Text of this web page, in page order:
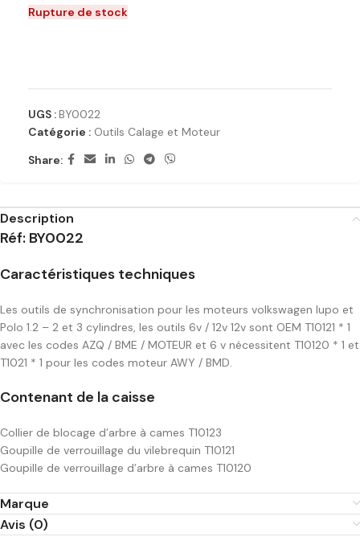
Rupture de stock
UGS :BY0022
Catégorie : Outils Calage et Moteur
Share:
Description
Réf: BY0022
Caractéristiques techniques
Les outils de synchronisation pour les moteurs volkswagen lupo et
Polo 1.2 – 2 et 3 cylindres, les outils 6v / 12v 12v sont OEM T10121 * 1
avec les codes AZQ / BME / MOTEUR et 6 v nécessitent T10120 * 1 et
T1021 * 1 pour les codes moteur AWY / BMD.
Contenant de la caisse
Collier de blocage d’arbre à cames T10123
Goupille de verrouillage du vilebrequin T10121
Goupille de verrouillage d’arbre à cames T10120
Marque
Avis (0)